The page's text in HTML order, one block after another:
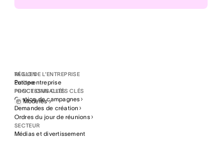
chaque mois
RÉGION
Europe
PROCESSUS CLÉS
Gestion de campagnes
Demandes de création
Ordres du jour de réunions
SECTEUR
Médias et divertissement
TAILLE DE L’ENTREPRISE
Petite entreprise
FONCTIONNALITÉS CLÉS
Modèles